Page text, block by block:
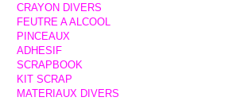
CRAYON DIVERS
FEUTRE A ALCOOL
PINCEAUX
ADHESIF
SCRAPBOOK
KIT SCRAP
MATERIAUX DIVERS